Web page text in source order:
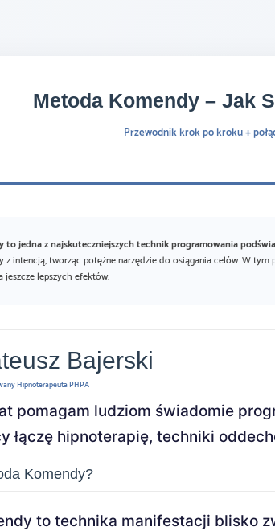
Metoda Komendy – Jak
Przewodnik krok po kroku +
to jedna z najskuteczniejszych technik programowania
z intencją, tworząc potężne narzędzie do osiągania celów. W
lepszych efektów.
Bajerski
Hipnoterapeuta PHPA
pomagam ludziom świadomie
łączę hipnoterapię, techniki
Komendy?
to technika manifestacji blisko